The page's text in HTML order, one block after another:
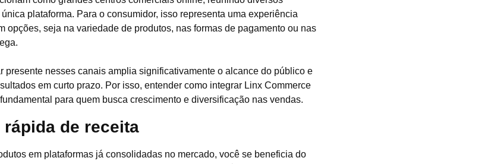
plataforma. Para o consumidor, isso representa uma experiência
opções, seja na variedade de produtos, nas formas de pagamento ou nas
presente nesses canais amplia significativamente o alcance do público e
em curto prazo. Por isso, entender como integrar Linx Commerce
para quem busca crescimento e diversificação nas vendas.
rápida de receita
em plataformas já consolidadas no mercado, você se beneficia do